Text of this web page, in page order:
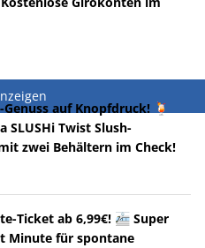
Genuss auf Knopfdruck! 🍹
SLUSHi Twist Slush-
zwei Behältern im Check!
Ticket ab 6,99€! 🚈 Super
Minute für spontane